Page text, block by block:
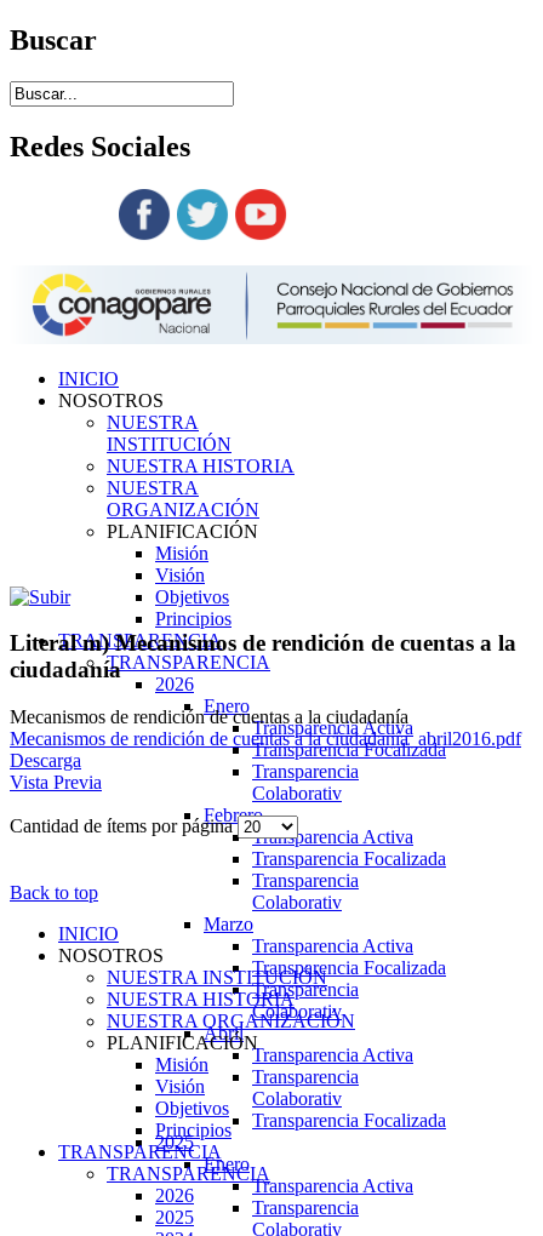
Buscar
Redes Sociales
INICIO
NOSOTROS
NUESTRA
INSTITUCIÓN
NUESTRA HISTORIA
NUESTRA
ORGANIZACIÓN
PLANIFICACIÓN
Misión
Visión
Objetivos
Principios
TRANSPARENCIA
TRANSPARENCIA
2026
Enero
Transparencia Activa
Transparencia Focalizada
Transparencia
Colaborativ
Febrero
Transparencia Activa
Transparencia Focalizada
Transparencia
Colaborativ
Marzo
Transparencia Activa
Transparencia Focalizada
Transparencia
Colaborativ
Abril
Transparencia Activa
Transparencia
Colaborativ
Transparencia Focalizada
2025
Enero
Transparencia Activa
Transparencia
Colaborativ
Literal m) Mecanismos de rendición de cuentas a la
ciudadanía
Mecanismos de rendición de cuentas a la ciudadanía
Mecanismos de rendición de cuentas a la ciudadanía_abril2016.pdf
Descarga
Vista Previa
Cantidad de ítems por página
Back to top
INICIO
NOSOTROS
NUESTRA INSTITUCIÓN
NUESTRA HISTORIA
NUESTRA ORGANIZACIÓN
PLANIFICACIÓN
Misión
Visión
Objetivos
Principios
TRANSPARENCIA
TRANSPARENCIA
2026
2025